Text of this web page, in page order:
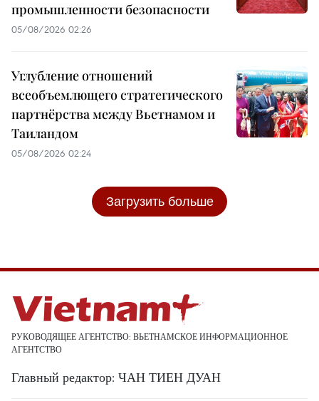
промышленности безопасности
05/08/2026 02:26
Углубление отношений
всеобъемлющего стратегического
партнёрства между Вьетнамом и
Таиландом
05/08/2026 02:24
Загрузить больше
РУКОВОДЯЩЕЕ АГЕНТСТВО: ВЬЕТНАМСКОЕ ИНФОРМАЦИОННОЕ
АГЕНТСТВО
Главный редактор: ЧАН ТИЕН ДУАН